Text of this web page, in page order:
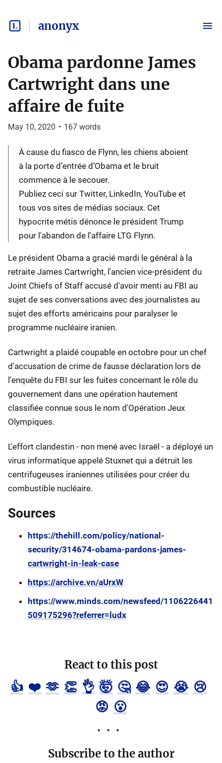
anonyx
Obama pardonne James
Cartwright dans une
affaire de fuite
May 10, 2020 • 167 words
À cause du fiasco de Flynn, les chiens aboient
à la porte d’entrée d’Obama et le bruit
commence à le secouer.
Publiez ceci sur Twitter, LinkedIn, YouTube et
tous vos sites de médias sociaux. Cet
hypocrite métis dénonce le président Trump
pour l'abandon de l'affaire LTG Flynn.
Le président Obama a gracié mardi le général à la
retraite James Cartwright, l'ancien vice-président du
Joint Chiefs of Staff accusé d'avoir menti au FBI au
sujet de ses conversations avec des journalistes au
sujet des efforts américains pour paralyser le
programme nucléaire iranien.
Cartwright a plaidé coupable en octobre pour un chef
d'accusation de crime de fausse déclaration lors de
l'enquête du FBI sur les fuites concernant le rôle du
gouvernement dans une opération hautement
classifiée connue sous le nom d'Opération Jeux
Olympiques.
L'effort clandestin - non mené avec Israël - a déployé un
virus informatique appelé Stuxnet qui a détruit les
centrifugeuses iraniennes utilisées pour créer du
combustible nucléaire.
Sources
https://thehill.com/policy/national-
security/314674-obama-pardons-james-
cartwright-in-leak-case
https://archive.vn/aUrxW
https://www.minds.com/newsfeed/1106226441
509175296?referrer=ludx
React to this post
👍 ❤️ 🫶 👏 👌 🤯 🤔 😂 😍 😭 😢
😡 😮
Subscribe to the author